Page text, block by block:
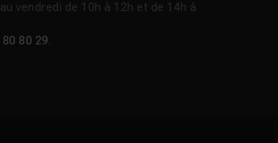
vendredi de 10h à 12h et de 14h à
80 80 29.